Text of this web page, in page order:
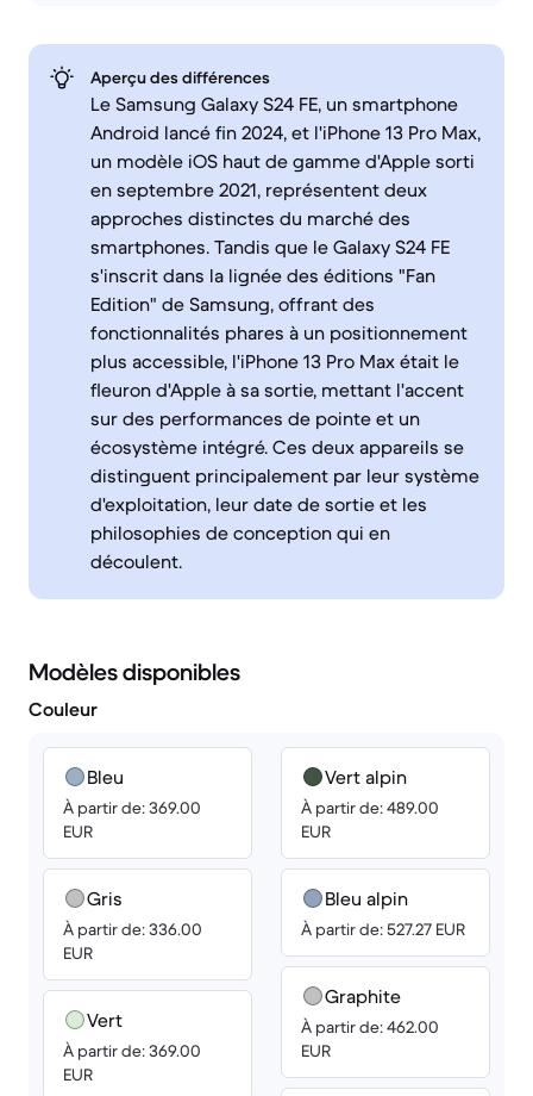
Aperçu des différences
Le Samsung Galaxy S24 FE, un smartphone
Android lancé fin 2024, et l'iPhone 13 Pro Max,
un modèle iOS haut de gamme d'Apple sorti
en septembre 2021, représentent deux
approches distinctes du marché des
smartphones. Tandis que le Galaxy S24 FE
s'inscrit dans la lignée des éditions "Fan
Edition" de Samsung, offrant des
fonctionnalités phares à un positionnement
plus accessible, l'iPhone 13 Pro Max était le
fleuron d'Apple à sa sortie, mettant l'accent
sur des performances de pointe et un
écosystème intégré. Ces deux appareils se
distinguent principalement par leur système
d'exploitation, leur date de sortie et les
philosophies de conception qui en
découlent.
Modèles disponibles
Couleur
Bleu
À partir de: 369.00
EUR
Gris
À partir de: 336.00
EUR
Vert
À partir de: 369.00
EUR
Vert alpin
À partir de: 489.00
EUR
Bleu alpin
À partir de: 527.27 EUR
Graphite
À partir de: 462.00
EUR